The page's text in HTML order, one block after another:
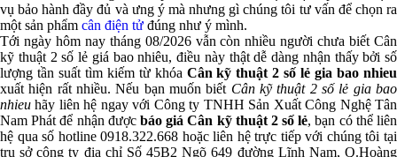
vụ bảo hành đầy đủ và ưng ý mà nhưng gì chúng tôi tư vấn để chọn ra
một sản phẩm cân điện tử đúng như ý mình.
Tới ngày hôm nay tháng 08/2026 vẫn còn nhiều người chưa biết Cân
kỹ thuật 2 số lẻ giá bao nhiêu, điều này thật dễ dàng nhận thấy bởi số
lượng tần suất tìm kiếm từ khóa Cân kỹ thuật 2 số lẻ gia bao nhieu
xuất hiện rất nhiều. Nếu bạn muốn biết Cân kỹ thuật 2 số lẻ gia bao
nhieu hãy liên hệ ngay với Công ty TNHH Sản Xuất Công Nghệ Tân
Nam Phát để nhận được báo giá Cân kỹ thuật 2 số lẻ, bạn có thể liên
hệ qua số hotline 0918.322.668 hoặc liên hệ trực tiếp với chúng tôi tại
trụ sở công ty địa chỉ Số 45B2 Ngõ 649 đường Lĩnh Nam, Q.Hoàng